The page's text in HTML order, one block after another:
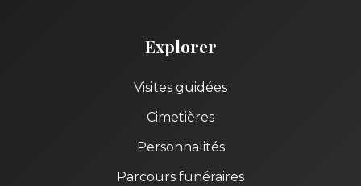
Explorer
Visites guidées
Cimetières
Personnalités
Parcours funéraires